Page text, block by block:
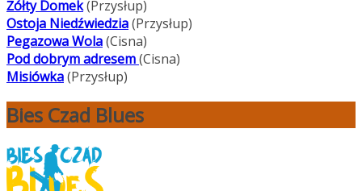
Żółty Domek(Przysłup)
Ostoja Niedźwiedzia(Przysłup)
Pegazowa Wola(Cisna)
Pod dobrym adresem(Cisna)
Misiówka(Przysłup)
Bies Czad Blues